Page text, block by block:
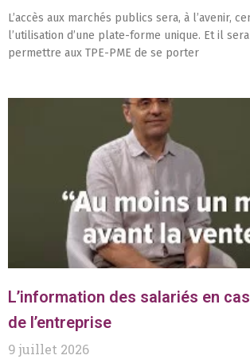
L’accès aux marchés publics sera, à l’avenir,
l’utilisation d’une plate-forme unique. Et il
permettre aux TPE-PME de se porter
L’information des salariés en
de l’entreprise
9 juillet 2026